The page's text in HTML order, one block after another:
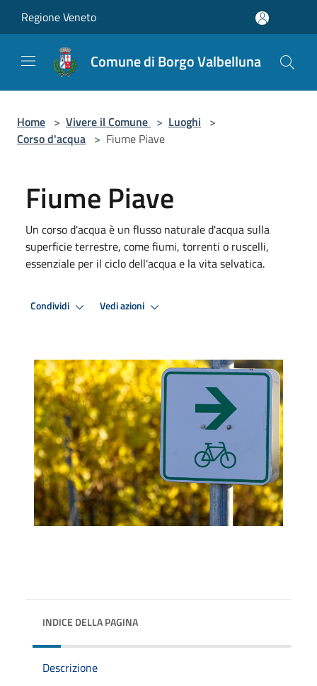
Regione Veneto
Comune di Borgo Valbelluna
Home > Vivere il Comune > Luoghi >
Corso d'acqua > Fiume Piave
Fiume Piave
Un corso d'acqua è un flusso naturale d'acqua sulla
superficie terrestre, come fiumi, torrenti o ruscelli,
essenziale per il ciclo dell'acqua e la vita selvatica.
Condividi Vedi azioni
INDICE DELLA PAGINA
Descrizione